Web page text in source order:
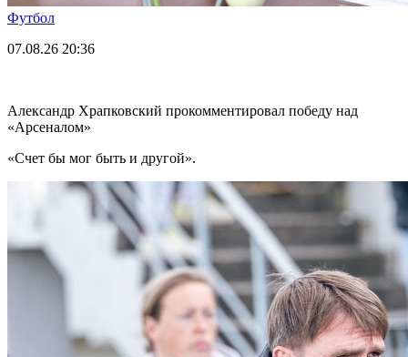
Футбол
07.08.26 20:36
Александр Храпковский прокомментировал победу над
«Арсеналом»
«Счет бы мог быть и другой».